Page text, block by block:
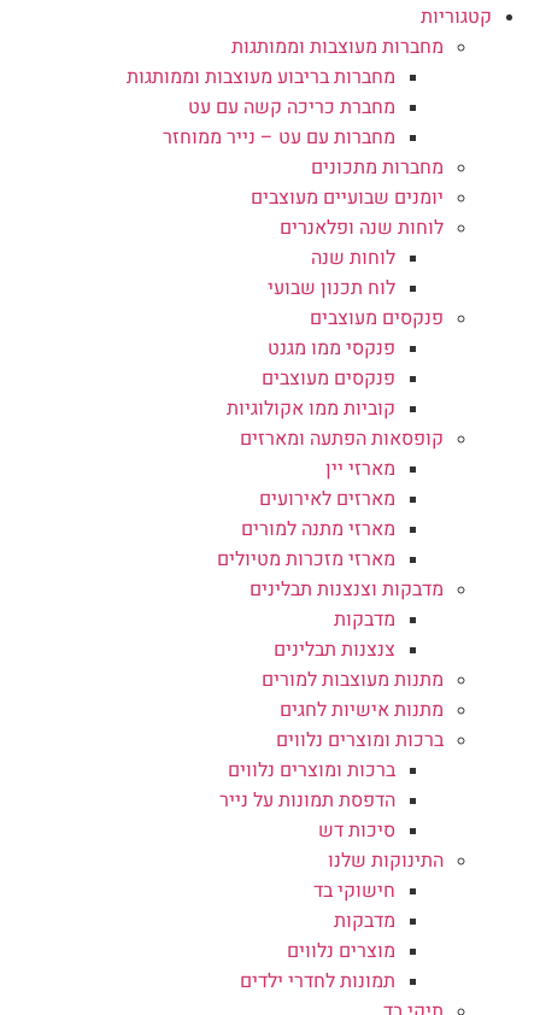
קטגוריות
מחברות מעוצבות וממותגות
מחברות בריבוע מעוצבות וממותגות
מחברת כריכה קשה עם עט
מחברות עם עט – נייר ממוחזר
מחברות מתכונים
יומנים שבועיים מעוצבים
לוחות שנה ופלאנרים
לוחות שנה
לוח תכנון שבועי
פנקסים מעוצבים
פנקסי ממו מגנט
פנקסים מעוצבים
קוביות ממו אקולוגיות
קופסאות הפתעה ומארזים
מארזי יין
מארזים לאירועים
מארזי מתנה למורים
מארזי מזכרות מטיולים
מדבקות וצנצנות תבלינים
מדבקות
צנצנות תבלינים
מתנות מעוצבות למורים
מתנות אישיות לחגים
ברכות ומוצרים נלווים
ברכות ומוצרים נלווים
הדפסת תמונות על נייר
סיכות דש
התינוקות שלנו
חישוקי בד
מדבקות
מוצרים נלווים
תמונות לחדרי ילדים